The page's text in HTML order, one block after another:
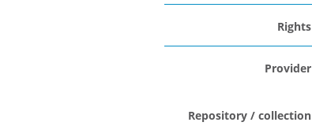
Rights
Provider
Repository / collection